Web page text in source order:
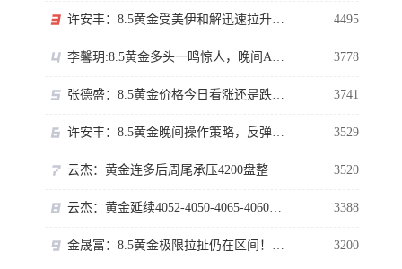
许安丰：8.5黄金受美伊和解迅速拉升，4160上方不追涨！ 4495
李馨玥:8.5黄金多头一鸣惊人，晚间ADP谨防冲高回落！ 3778
张德盛：8.5黄金价格今日看涨还是跌？伦敦金行情走势分析操作策略 3741
许安丰：8.5黄金晚间操作策略，反弹虽强切勿高位追多！ 3529
云杰：黄金连多后周尾承压4200盘整 3520
云杰：黄金延续4052-4050-4065-4060单向主多即可 3388
金晟富：8.5黄金极限拉扯仍在区间！ADP数据来袭黄金如何布局？ 3200